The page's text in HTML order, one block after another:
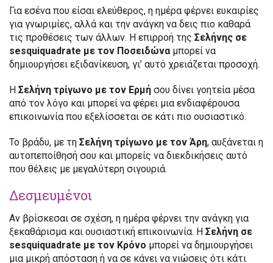
Για εσένα που είσαι ελεύθερος, η ημέρα φέρνει ευκαιρίες
για γνωριμίες, αλλά και την ανάγκη να δεις πιο καθαρά
τις προθέσεις των άλλων. Η επιρροή της Σελήνης σε
sesquiquadrate με τον Ποσειδώναμπορεί να
δημιουργήσει εξιδανίκευση, γι’ αυτό χρειάζεται προσοχή.
Η Σελήνη τρίγωνο με τον Ερμή σου δίνει γοητεία μέσα
από τον λόγο και μπορεί να φέρει μια ενδιαφέρουσα
επικοινωνία που εξελίσσεται σε κάτι πιο ουσιαστικό.
Το βράδυ, με τη Σελήνη τρίγωνο με τον Άρη, αυξάνεται η
αυτοπεποίθησή σου και μπορείς να διεκδικήσεις αυτό
που θέλεις με μεγαλύτερη σιγουριά.
Δεσμευμένοι
Αν βρίσκεσαι σε σχέση, η ημέρα φέρνει την ανάγκη για
ξεκαθάρισμα και ουσιαστική επικοινωνία. Η Σελήνη σε
sesquiquadrate με τον Κρόνο μπορεί να δημιουργήσει
μια μικρή απόσταση ή να σε κάνει να νιώσεις ότι κάτι